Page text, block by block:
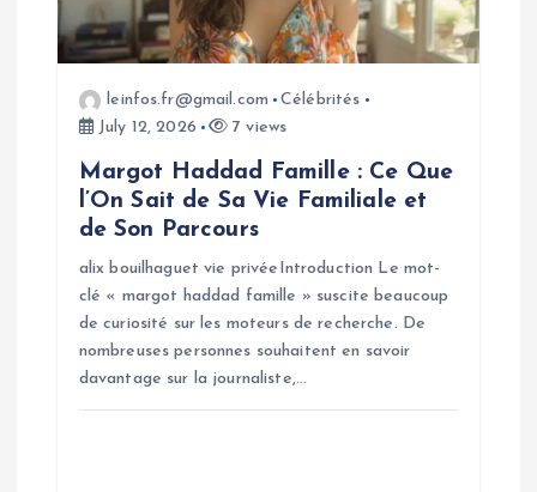
leinfos.fr@gmail.com
Célébrités
July 12, 2026
7 views
Margot Haddad Famille : Ce Que
l’On Sait de Sa Vie Familiale et
de Son Parcours
alix bouilhaguet vie privéeIntroduction Le mot-
clé « margot haddad famille » suscite beaucoup
de curiosité sur les moteurs de recherche. De
nombreuses personnes souhaitent en savoir
davantage sur la journaliste,…